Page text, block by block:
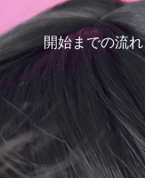
開始までの流れ